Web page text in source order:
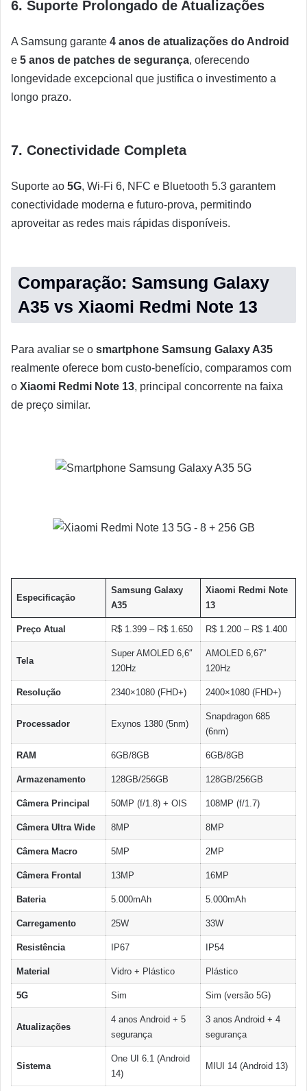
6. Suporte Prolongado de Atualizações
A Samsung garante 4 anos de atualizações do Android
e 5 anos de patches de segurança, oferecendo
longevidade excepcional que justifica o investimento a
longo prazo.
7. Conectividade Completa
Suporte ao 5G, Wi-Fi 6, NFC e Bluetooth 5.3 garantem
conectividade moderna e futuro-prova, permitindo
aproveitar as redes mais rápidas disponíveis.
Comparação: Samsung Galaxy
A35 vs Xiaomi Redmi Note 13
Para avaliar se o smartphone Samsung Galaxy A35
realmente oferece bom custo-benefício, comparamos com
o Xiaomi Redmi Note 13, principal concorrente na faixa
de preço similar.
Especificação
Samsung Galaxy
A35
Xiaomi Redmi Note
13
Preço Atual R$ 1.399 – R$ 1.650 R$ 1.200 – R$ 1.400
Tela
Super AMOLED 6,6″
120Hz
AMOLED 6,67″
120Hz
Resolução 2340×1080 (FHD+) 2400×1080 (FHD+)
Processador Exynos 1380 (5nm)
Snapdragon 685
(6nm)
RAM 6GB/8GB 6GB/8GB
Armazenamento 128GB/256GB 128GB/256GB
Câmera Principal 50MP (f/1.8) + OIS 108MP (f/1.7)
Câmera Ultra Wide 8MP 8MP
Câmera Macro 5MP 2MP
Câmera Frontal 13MP 16MP
Bateria 5.000mAh 5.000mAh
Carregamento 25W 33W
Resistência IP67 IP54
Material Vidro + Plástico Plástico
5G Sim Sim (versão 5G)
Atualizações
4 anos Android + 5
segurança
3 anos Android + 4
segurança
Sistema
One UI 6.1 (Android
14)
MIUI 14 (Android 13)